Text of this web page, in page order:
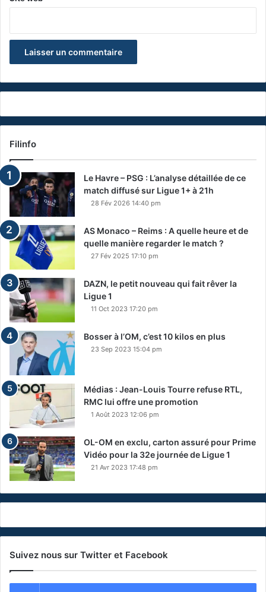
Filinfo
Le Havre – PSG : L’analyse détaillée de ce
match diffusé sur Ligue 1+ à 21h
28 Fév 2026 14:40 pm
AS Monaco – Reims : A quelle heure et de
quelle manière regarder le match ?
27 Fév 2025 17:10 pm
DAZN, le petit nouveau qui fait rêver la
Ligue 1
11 Oct 2023 17:20 pm
Bosser à l’OM, c’est 10 kilos en plus
23 Sep 2023 15:04 pm
Médias : Jean-Louis Tourre refuse RTL,
RMC lui offre une promotion
1 Août 2023 12:06 pm
OL-OM en exclu, carton assuré pour Prime
Vidéo pour la 32e journée de Ligue 1
21 Avr 2023 17:48 pm
Suivez nous sur Twitter et Facebook